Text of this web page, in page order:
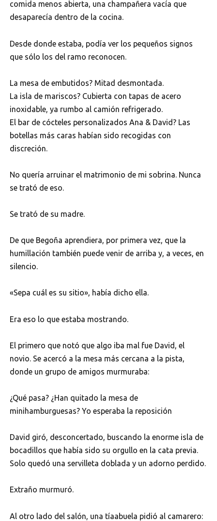
comida menos abierta, una champañera vacía que
desaparecía dentro de la cocina.
Desde donde estaba, podía ver los pequeños signos
que sólo los del ramo reconocen.
La mesa de embutidos? Mitad desmontada.
La isla de mariscos? Cubierta con tapas de acero
inoxidable, ya rumbo al camión refrigerado.
El bar de cócteles personalizados Ana & David? Las
botellas más caras habían sido recogidas con
discreción.
No quería arruinar el matrimonio de mi sobrina. Nunca
se trató de eso.
Se trató de su madre.
De que Begoña aprendiera, por primera vez, que la
humillación también puede venir de arriba y, a veces, en
silencio.
«Sepa cuál es su sitio», había dicho ella.
Era eso lo que estaba mostrando.
El primero que notó que algo iba mal fue David, el
novio. Se acercó a la mesa más cercana a la pista,
donde un grupo de amigos murmuraba:
¿Qué pasa? ¿Han quitado la mesa de
minihamburguesas? Yo esperaba la reposición
David giró, desconcertado, buscando la enorme isla de
bocadillos que había sido su orgullo en la cata previa.
Solo quedó una servilleta doblada y un adorno perdido.
Extraño murmuró.
Al otro lado del salón, una tíaabuela pidió al camarero: